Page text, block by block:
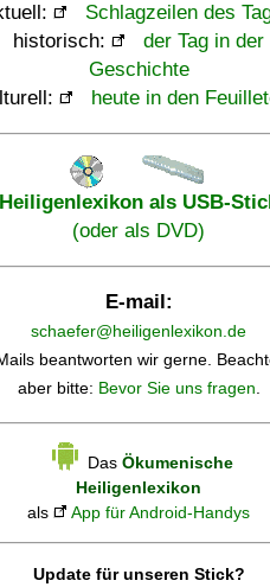
Schlagzeilen des
historisch:
der Tag in der
Geschichte
heute in den
Heiligenlexikon als USB-
(oder als DVD)
E-mail:
schaefer@heiligenlexikon.de
beantworten wir gerne.
aber bitte: Bevor Sie uns fragen.
Das Ökumenische
Heiligenlexikon
als
App für Android-Handys
Update für unseren Stick?